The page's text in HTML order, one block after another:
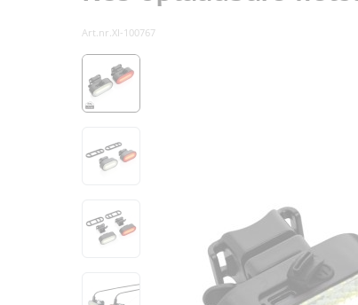
Art.nr.XI-100767
View larger image
View larger image
View larger image
View larger image